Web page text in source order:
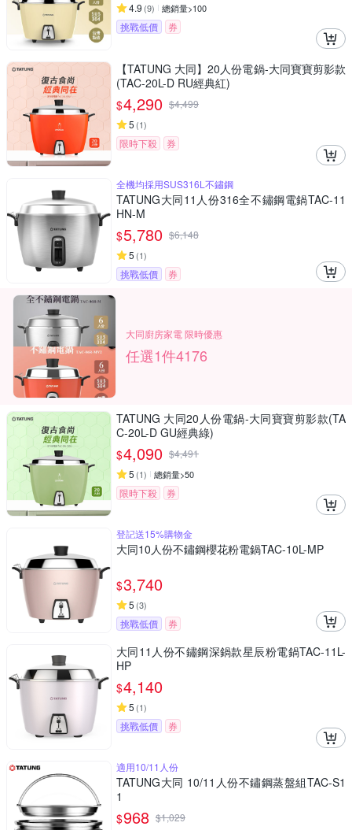
4.9 (9) 總銷量>100
挑戰低價 券
【TATUNG 大同】20人份電鍋-大同寶寶剪影款
(TAC-20L-D RU經典紅)
$4,290 $4,499
5 (1)
限時下殺 券
全機均採用SUS316L不鏽鋼
TATUNG大同11人份316全不鏽鋼電鍋TAC-11
HN-M
$5,780 $6,148
5 (1)
挑戰低價 券
大同廚房家電 限時優惠
任選1件4176
TATUNG 大同20人份電鍋-大同寶寶剪影款(TA
C-20L-D GU經典綠)
$4,090 $4,491
5 (1) 總銷量>50
限時下殺 券
登記送15%購物金
大同10人份不鏽鋼櫻花粉電鍋TAC-10L-MP
$3,740
5 (3)
挑戰低價 券
大同11人份不鏽鋼深鍋款星辰粉電鍋TAC-11L-
HP
$4,140
5 (1)
挑戰低價 券
適用10/11人份
TATUNG大同 10/11人份不鏽鋼蒸盤組TAC-S1
1
$968 $1,029